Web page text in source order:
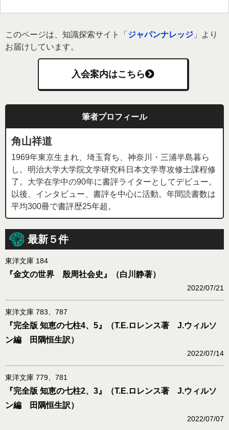
このページは、知識探索サイト「 ジャパンナレッジ 」より
お届けしています。
入会案内はこちら
筆者プロフィール
角山祥道
1969年東京生まれ、埼玉育ち、神奈川・三浦半島暮ら
し。明治大学大学院文学研究科日本文学専攻修士課程修
了。大学在学中の90年に書評ライターとしてデビュー。
以後、インタビュー、書評を中心に活動。年間読書数は
平均300冊で書評歴25年超。
最新５件
東洋文庫 184
『金文の世界 殷周社会史』（白川静著）
2022/07/21
東洋文庫 783、787
『完全版 知恵の七柱4、5』（T.E.ロレンス著 J.ウィルソ
ン編 田隅恒生訳）
2022/07/14
東洋文庫 779、781
『完全版 知恵の七柱2、3』（T.E.ロレンス著 J.ウィルソ
ン編 田隅恒生訳）
2022/07/07